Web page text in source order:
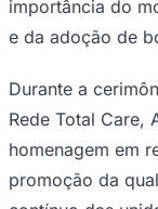
Durante a
homenagem em
promoção da
contínuo das
Segundo ele, o